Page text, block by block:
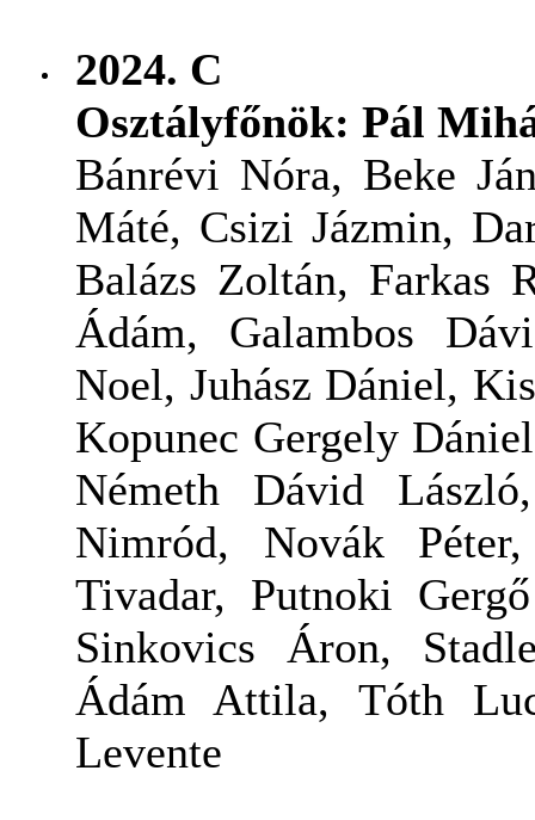
2024. C
Osztályfőnök: Pál
Bánrévi Nóra, Beke
Máté, Csizi Jázmin,
Balázs Zoltán, Farkas
Ádám, Galambos
Noel, Juhász Dániel,
Kopunec Gergely
Németh Dávid
Nimród, Novák
Tivadar, Putnoki
Sinkovics Áron,
Ádám Attila, Tóth
Levente